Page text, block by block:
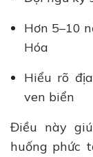
Hơn 5–10
Hóa
Hiểu rõ
ven biển
Điều này
huống phức